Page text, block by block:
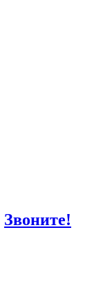
Звоните!